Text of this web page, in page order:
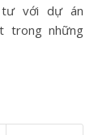
với dự án
trong những